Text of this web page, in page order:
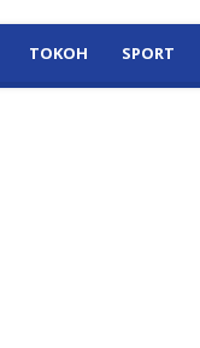
TOKOH SPORT